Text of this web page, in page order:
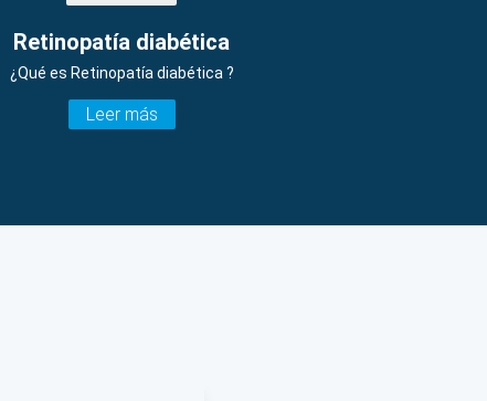
Retinopatía diabética
¿Qué es Retinopatía diabética ?
Leer más